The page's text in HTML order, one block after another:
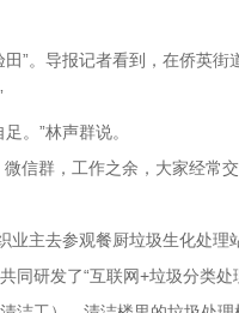
”。导报记者看到，在侨英
。”林声群说。
信群，工作之余，大家经常
主去参观餐厨垃圾生化处理
研发了“互联网+垃圾分类